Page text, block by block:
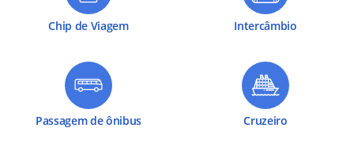
Chip de Viagem Intercâmbio
Passagem de ônibus Cruzeiro